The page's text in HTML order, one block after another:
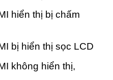
hiển thị bị chấm
bị hiển thị sọc LCD
không hiển thị,